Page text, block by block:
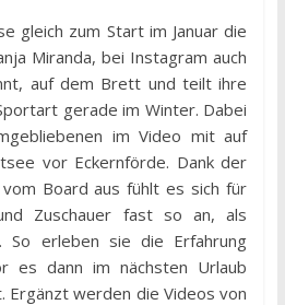
gleich zum Start im Januar die
Miranda, bei Instagram auch
auf dem Brett und teilt ihre
gerade im Winter. Dabei
im Video mit auf
vor Eckernförde. Dank der
Board aus fühlt es sich für
Zuschauer fast so an, als
So erleben sie die Erfahrung
es dann im nächsten Urlaub
werden die Videos von